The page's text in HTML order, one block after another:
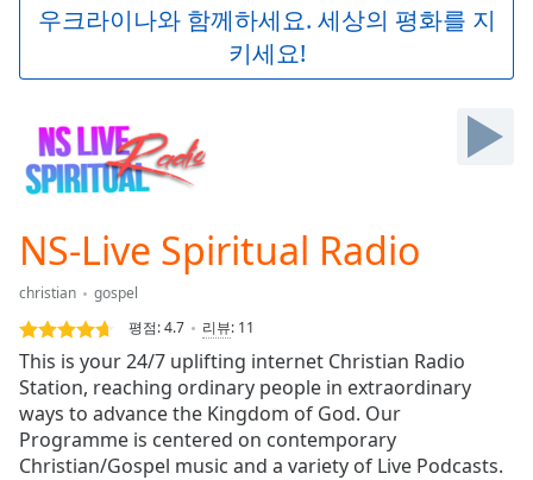
Play
Video
Skip
Skip
Forward
Mute
Current
Loaded:
0.00%
Stream
TypeLIVE
Seek to
live,
currently
behind
우크라이나와 함께하세요. 세상의 평화를 지
키세요!
NS-Live Spiritual Radio
christian
gospel
평점:4.7 리뷰: 11
This is your 24/7 uplifting internet Christian Radio
Station, reaching ordinary people in extraordinary
ways to advance the Kingdom of God. Our
Programme is centered on contemporary
Christian/Gospel music and a variety of Live Podcasts.